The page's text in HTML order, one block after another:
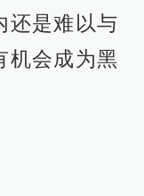
还是难以与
机会成为黑